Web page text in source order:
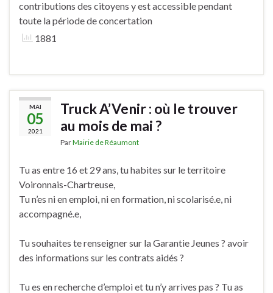
contributions des citoyens y est accessible pendant
toute la période de concertation
1881
MAI
05
2021
Truck A’Venir : où le trouver
au mois de mai ?
ParMairie de Réaumont
Tu as entre 16 et 29 ans, tu habites sur le territoire
Voironnais-Chartreuse,
Tu n’es ni en emploi, ni en formation, ni scolarisé.e, ni
accompagné.e,
Tu souhaites te renseigner sur la Garantie Jeunes ? avoir
des informations sur les contrats aidés ?
Tu es en recherche d’emploi et tu n’y arrives pas ? Tu as